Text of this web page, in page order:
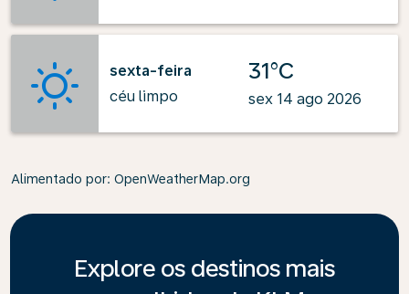
sexta-feira
céu limpo
31°C
sex 14 ago 2026
Alimentado por: OpenWeatherMap.org
Explore os destinos mais